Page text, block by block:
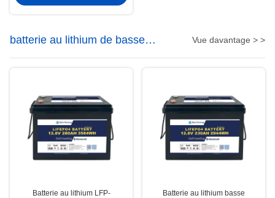
batterie au lithium de basse
température
Vue davantage > >
Batterie au lithium LFP-
Batterie au lithium basse